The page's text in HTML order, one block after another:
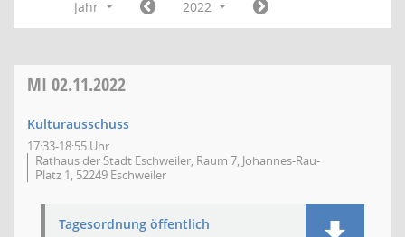
Jahr 2022
MI 02.11.2022
Kulturausschuss
17:33-18:55 Uhr
Rathaus der Stadt Eschweiler, Raum 7, Johannes-Rau-
Platz 1, 52249 Eschweiler
Tagesordnung öffentlich